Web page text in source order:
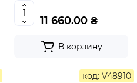
11 660.00 ₴
В корзину
код: V48910